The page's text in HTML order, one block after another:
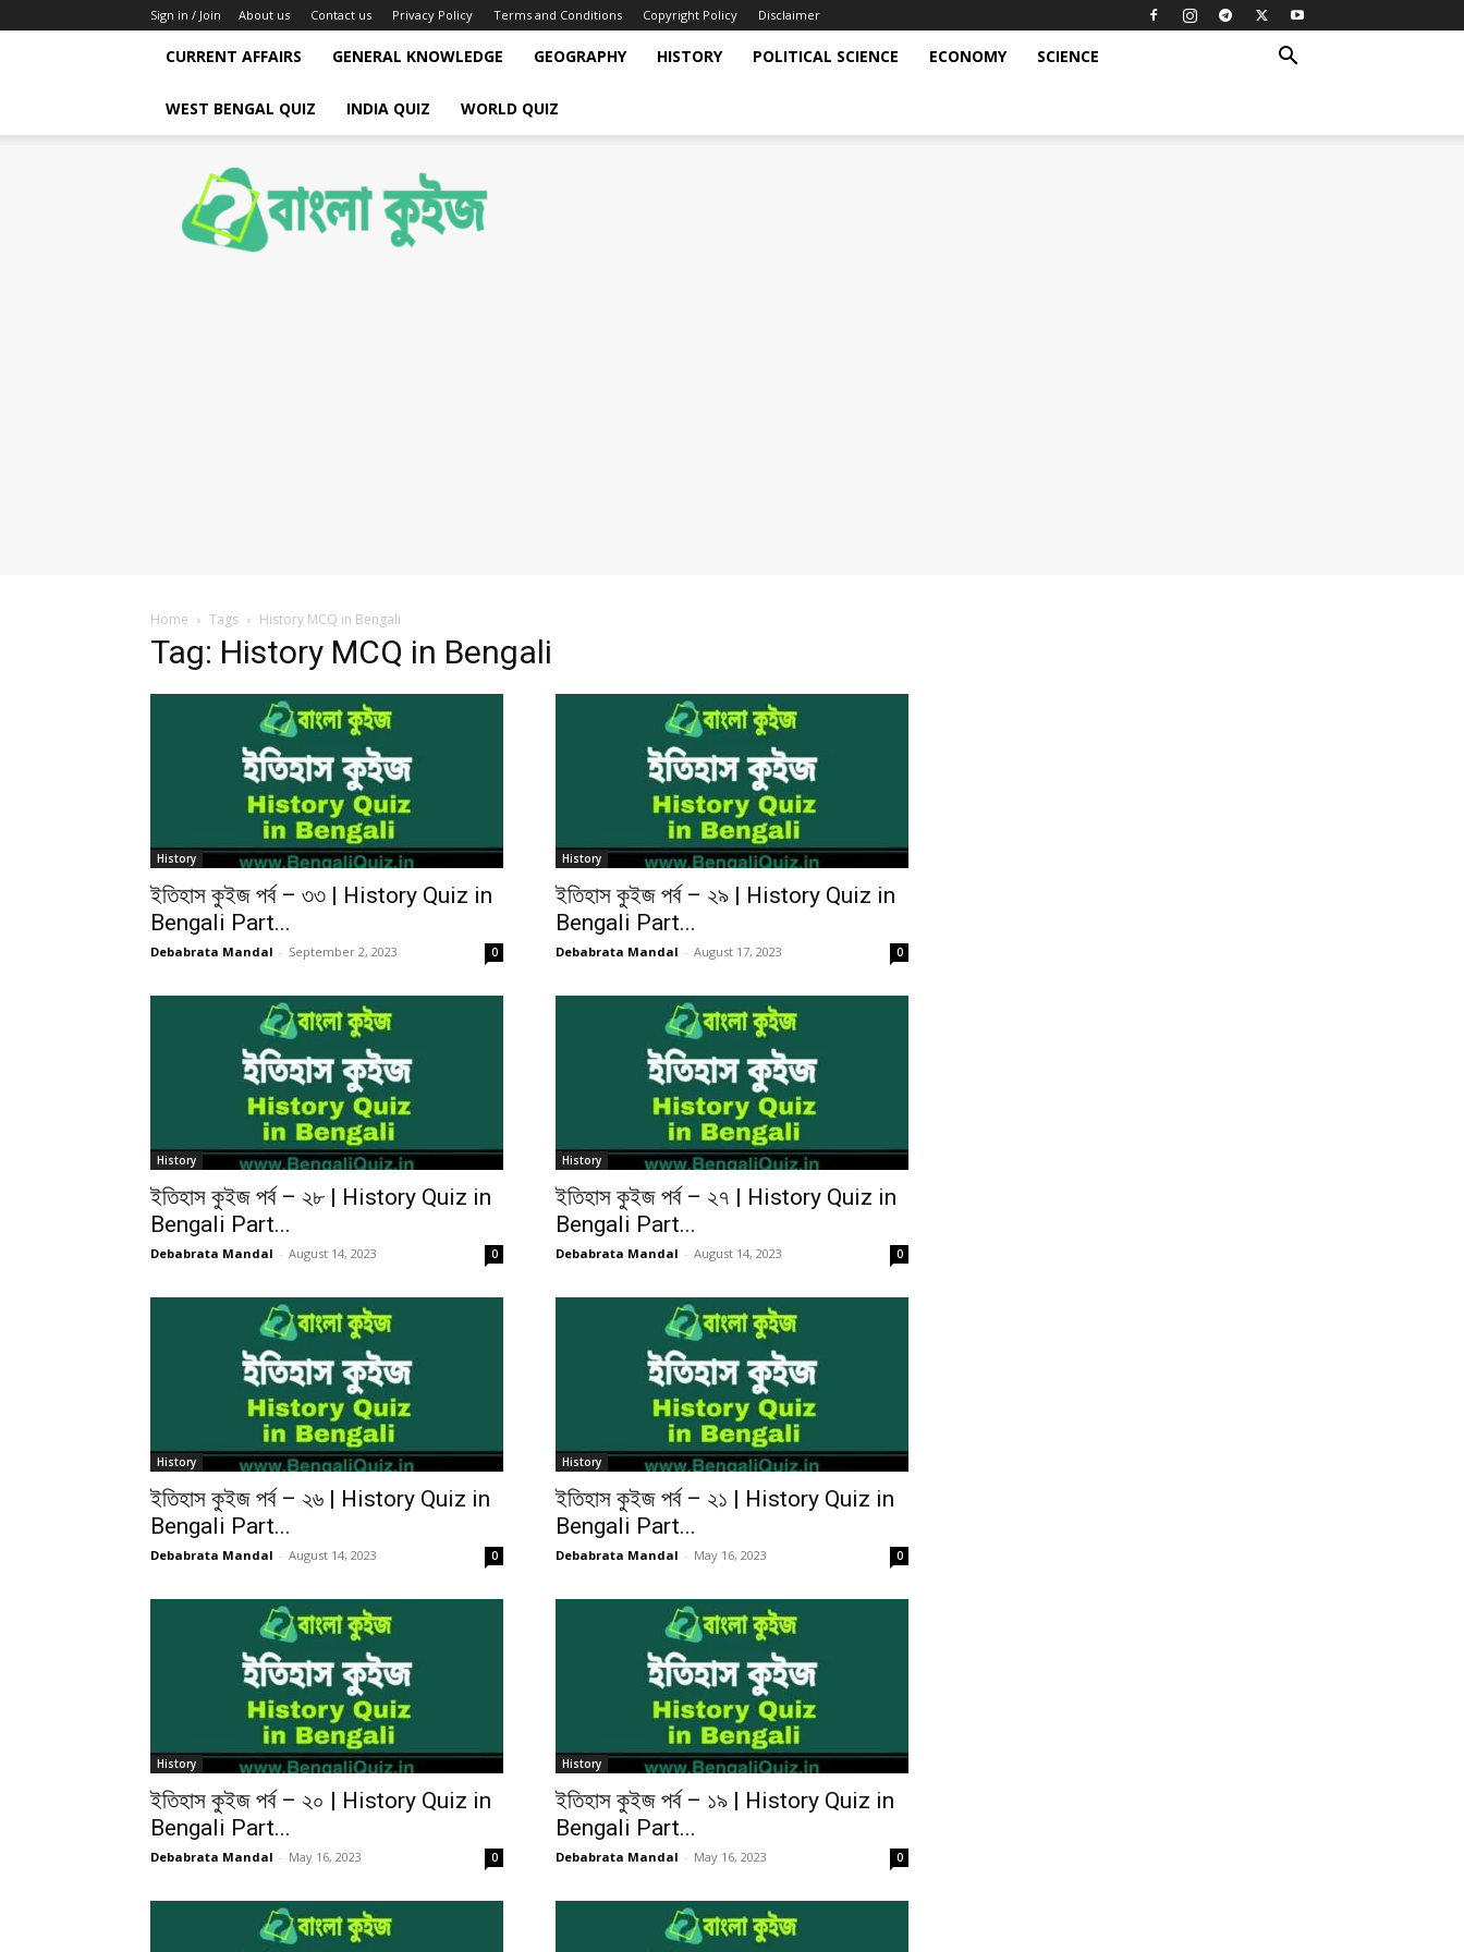
Sign in / Join About us Contact us Privacy Policy Terms and Conditions Copyright Policy Disclaimer
CURRENT AFFAIRS GENERAL KNOWLEDGE GEOGRAPHY HISTORY POLITICAL SCIENCE ECONOMY SCIENCE
WEST BENGAL QUIZ INDIA QUIZ WORLD QUIZ
Bengali
Quiz
Home Tags History MCQ in Bengali
Tag: History MCQ in Bengali
History
ইতিহাস কুইজ পর্ব – ৩৩ | History Quiz in
Bengali Part...
Debabrata Mandal - September 2, 2023 0
History
ইতিহাস কুইজ পর্ব – ২৯ | History Quiz in
Bengali Part...
Debabrata Mandal - August 17, 2023 0
History
ইতিহাস কুইজ পর্ব – ২৮ | History Quiz in
Bengali Part...
Debabrata Mandal - August 14, 2023 0
History
ইতিহাস কুইজ পর্ব – ২৭ | History Quiz in
Bengali Part...
Debabrata Mandal - August 14, 2023 0
History
ইতিহাস কুইজ পর্ব – ২৬ | History Quiz in
Bengali Part...
Debabrata Mandal - August 14, 2023 0
History
ইতিহাস কুইজ পর্ব – ২১ | History Quiz in
Bengali Part...
Debabrata Mandal - May 16, 2023 0
History
ইতিহাস কুইজ পর্ব – ২০ | History Quiz in
Bengali Part...
Debabrata Mandal - May 16, 2023 0
History
ইতিহাস কুইজ পর্ব – ১৯ | History Quiz in
Bengali Part...
Debabrata Mandal - May 16, 2023 0